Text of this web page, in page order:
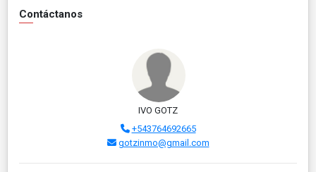
Contáctanos
IVO GOTZ
+543764692665
gotzinmo@gmail.com